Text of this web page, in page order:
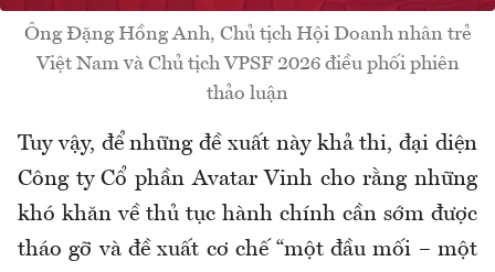
Ông Đặng Hồng Anh, Chủ tịch Hội Doanh nhân trẻ
Việt Nam và Chủ tịch VPSF 2026 điều phối phiên
thảo luận
Tuy vậy, để những đề xuất này khả thi, đại diện
Công ty Cổ phần Avatar Vinh cho rằng những
khó khăn về thủ tục hành chính cần sớm được
tháo gỡ và đề xuất cơ chế “một đầu mối – một